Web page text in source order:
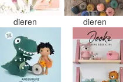
dieren dieren